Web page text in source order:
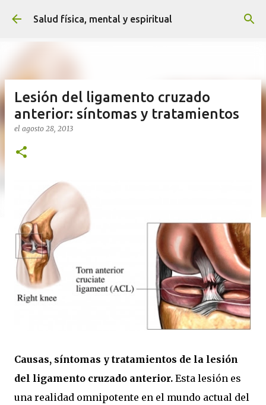
Ir al contenido principal
Salud física, mental y espiritual
Lesión del ligamento cruzado
anterior: síntomas y tratamientos
el agosto 28, 2013
Causas, síntomas y tratamientos de la lesión
del ligamento cruzado anterior. Esta lesión es
una realidad omnipotente en el mundo actual del